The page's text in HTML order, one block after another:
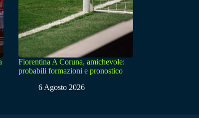
Fiorentina A Coruna, amichevole:
probabili formazioni e pronostico
6 Agosto 2026